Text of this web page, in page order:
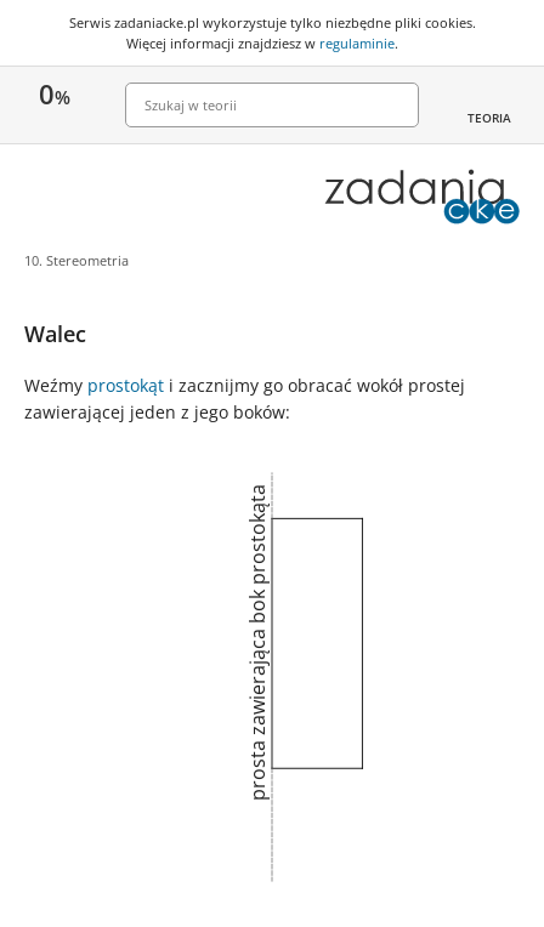
Serwis zadaniacke.pl wykorzystuje tylko niezbędne pliki cookies.
Więcej informacji znajdziesz w regulaminie.
0%
TEORIA
10. Stereometria
Walec
Weźmy prostokąt i zacznijmy go obracać wokół prostej
zawierającej jeden z jego boków:
prosta zawierająca bok prostokąta